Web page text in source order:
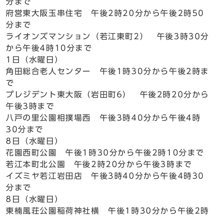
府営東大阪玉串住宅 午後2時20分から午後2時50
分まで
ライオンズマンション（若江東町2） 午後3時30分
から午後4時10分まで
1日（水曜日）
角田総合老人センター 午後1時30分から午後2時ま
で
プレジデント東大阪（岩田町6） 午後2時20分から
午後3時まで
八戸の里公園相撲場西 午後3時40分から午後4時
30分まで
8日（水曜日）
花園西町公園 午後1時30分から午後2時10分まで
若江本町北公園 午後2時20分から午後3時まで
イズミヤ若江岩田店 午後3時40分から午後4時30
分まで
8日（水曜日）
東楠風荘公園稲荷神社横 午後1時30分から午後2時